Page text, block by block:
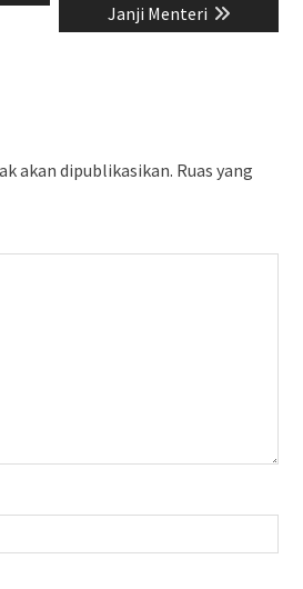
Janji Menteri
akan dipublikasikan. Ruas yang